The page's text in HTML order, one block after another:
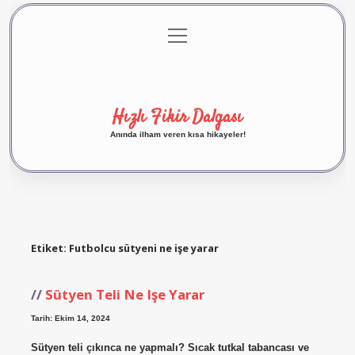
Gizlilik Politikası
menüyü
aç
Hızlı Fikir Dalgası
Anında ilham veren kısa hikayeler!
Etiket: Futbolcu sütyeni ne işe yarar
Sütyen Teli Ne Işe Yarar
Tarih: Ekim 14, 2024
Sütyen teli çıkınca ne yapmalı? Sıcak tutkal tabancası ve